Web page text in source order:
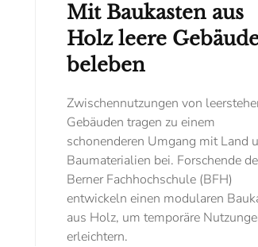
Mit Baukasten aus
Holz leere
beleben
Zwischennutzungen von
Gebäuden tragen zu einem
schonenderen Umgang mit Land
Baumaterialien bei. Forschende
Berner Fachhochschule (BFH)
entwickeln einen modularen
aus Holz, um temporäre
erleichtern.